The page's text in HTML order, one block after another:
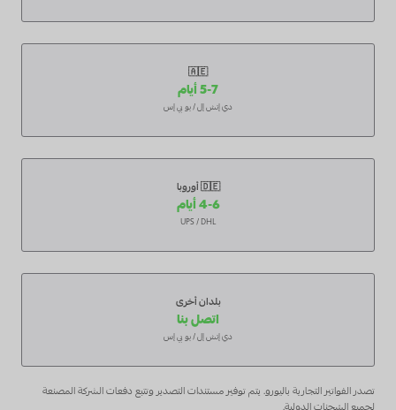
🇦🇪
5-7 أيام
دي إتش إل / يو بي إس
🇩🇪 أوروبا
4-6 أيام
UPS / DHL
بلدان أخرى
اتصل بنا
دي إتش إل / يو بي إس
تصدر الفواتير التجارية باليورو. يتم توفير مستندات التصدير وتتبع دفعات الشركة المصنعة